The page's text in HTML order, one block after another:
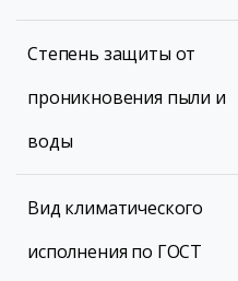
Степень защиты от
проникновения пыли и
воды
Вид климатического
исполнения по ГОСТ